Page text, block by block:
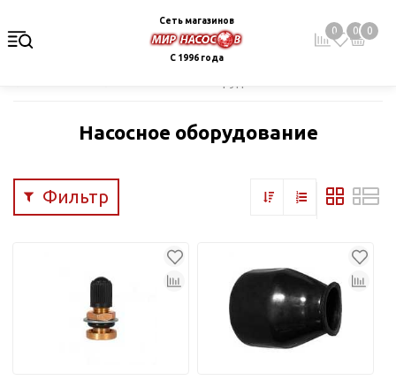
Сеть магазинов
С 1996 года
0 0 0
Насосное оборудование
Фильтр